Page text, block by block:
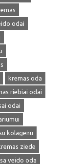
odai
kremas oda
riebiai odai
odai
kolagenu
ziede
veido oda